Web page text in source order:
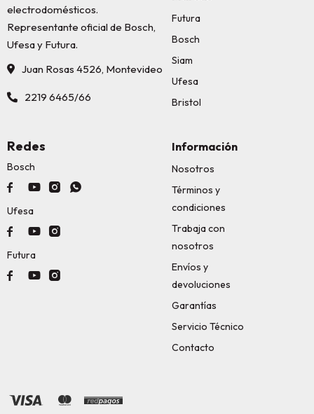
electrodomésticos.
Representante oficial de Bosch,
Ufesa y Futura.
Juan Rosas 4526, Montevideo
2219 6465/66
Futura
Bosch
Siam
Ufesa
Bristol
Información
Nosotros
Términos y
condiciones
Trabaja con
nosotros
Envíos y
devoluciones
Garantías
Servicio Técnico
Contacto
Redes
Bosch
   
Ufesa
  
Futura
  